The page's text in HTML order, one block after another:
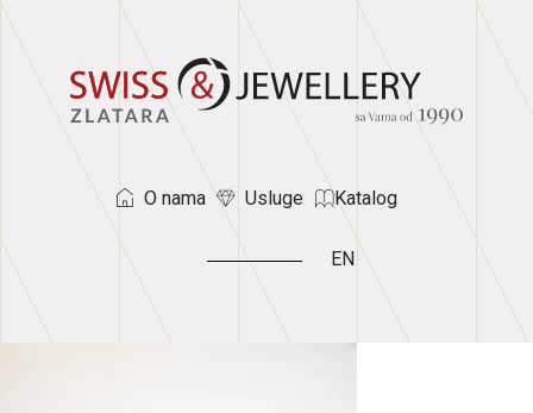
O nama Usluge Katalog
EN